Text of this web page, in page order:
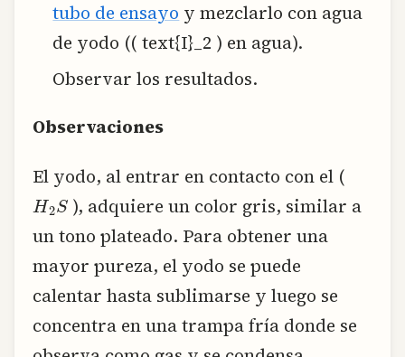
tubo de ensayo y mezclarlo con agua
de yodo (( text{I}_2 ) en agua).
Observar los resultados.
Observaciones
El yodo, al entrar en contacto con el (
H 2S
), adquiere un color gris, similar a
un tono plateado. Para obtener una
mayor pureza, el yodo se puede
calentar hasta sublimarse y luego se
concentra en una trampa fría donde se